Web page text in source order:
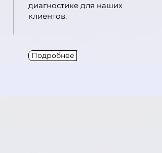
диагностике для наших
клиентов.
Подробнее